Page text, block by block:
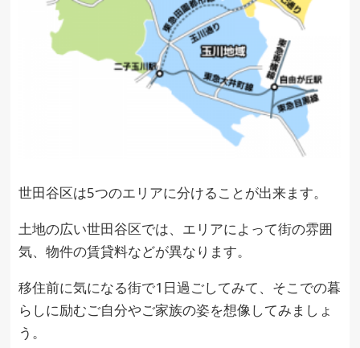
世田谷区は5つのエリアに分けることが出来ます。
土地の広い世田谷区では、エリアによって街の雰囲
気、物件の賃貸料などが異なります。
移住前に気になる街で1日過ごしてみて、そこでの暮
らしに励むご自分やご家族の姿を想像してみましょ
う。